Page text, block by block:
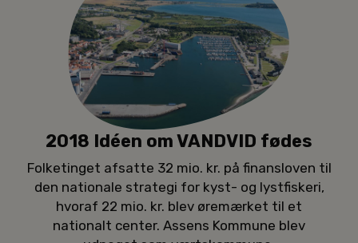
2018 Idéen om VANDVID fødes
Folketinget afsatte 32 mio. kr. på finansloven til
den nationale strategi for kyst- og lystfiskeri,
hvoraf 22 mio. kr. blev øremærket til et
nationalt center. Assens Kommune blev